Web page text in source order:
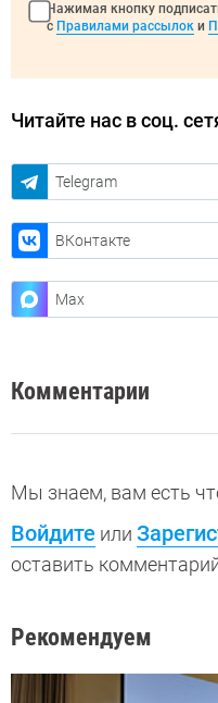
Нажимая кнопку
с Правилами рассылок и
Читайте нас в соц.
Telegram
ВКонтакте
Max
Комментарии
Мы знаем, вам есть
Войдите или
оставить
Рекомендуем